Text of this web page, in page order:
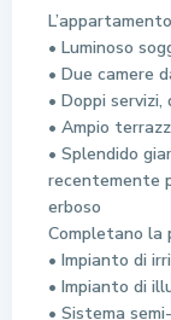
• Luminoso
• Due camere
• Doppi
• Ampio
• Splendido
recentemente
erboso
Completano la
• Impianto di
• Impianto di
• Sistema